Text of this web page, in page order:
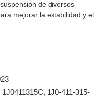
de diversos
mejorar la estabilidad y el
1J0411315C, 1J0-411-315-